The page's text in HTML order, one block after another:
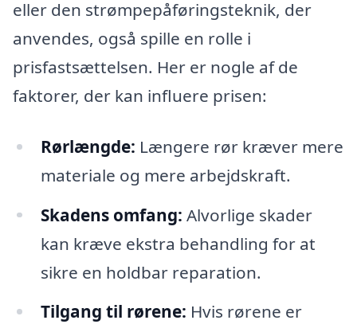
eller den strømpepåføringsteknik, der
anvendes, også spille en rolle i
prisfastsættelsen. Her er nogle af de
faktorer, der kan influere prisen:
Rørlængde: Længere rør kræver mere
materiale og mere arbejdskraft.
Skadens omfang: Alvorlige skader
kan kræve ekstra behandling for at
sikre en holdbar reparation.
Tilgang til rørene: Hvis rørene er